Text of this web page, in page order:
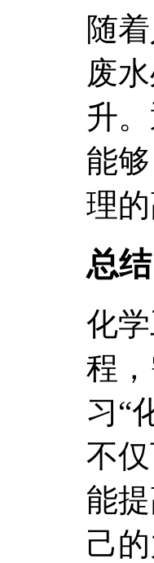
随
废
升
能
理
总结
化
程
习“
不
能
己